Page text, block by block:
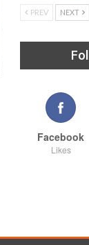
PREV NEXT
Facebook
Likes